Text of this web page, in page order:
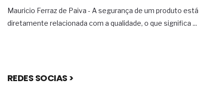
Mauricio Ferraz de Paiva - A segurança de um produto está
diretamente relacionada com a qualidade, o que significa ...
REDES SOCIAS >